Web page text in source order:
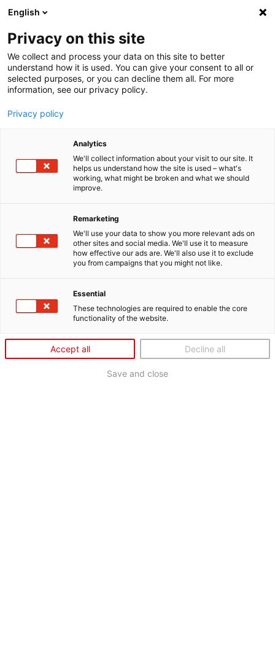
Menu
Startseite
Für Unternehmen
Caravan- und Wohnmobilaufwertung
Top gepflegt länger reisen
SONAX bietet mit speziell auf die hoch­wer­tigen Ober­flä­chen von
Wohn­mo­bilen, voll­in­te­grierter Camper und Wohn­wagen abge­
stimmten Produkten aus der PROFILINE Serie und Schu­lungen der
SONAX PROFILINE Detailing Academy ein Rundum­-Paket für
hoch­wer­tige Pflege. Sie gewähr­leisten einen best­mög­li­chen Wert­­
Produkten in bewährter SONAX Qualität und dem rich­tigen Know-
how für mehr Ertrag im Bereich Cara­va­ning.
English
Privacy on this site
We collect and process your data on this site to better
understand how it is used. You can give your consent to all or
selected purposes, or you can decline them all. For more
information, see our privacy policy.
Privacy policy
Analytics
We'll collect information about your visit to our site. It
helps us understand how the site is used – what's
working, what might be broken and what we should
improve.
Remarketing
We'll use your data to show you more relevant ads on
other sites and social media. We'll use it to measure
how effective our ads are. We'll also use it to exclude
you from campaigns that you might not like.
Essential
These technologies are required to enable the core
functionality of the website.
Accept all Decline all
Save and close